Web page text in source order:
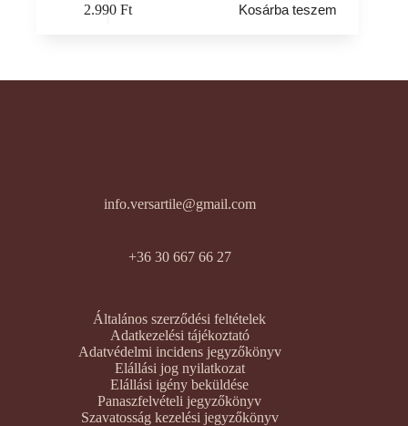
2.990Ft Kosárba teszem
info.versartile@gmail.com
+36 30 667 66 27
Általános szerződési feltételek
Adatkezelési tájékoztató
Adatvédelmi incidens jegyzőkönyv
Elállási jog nyilatkozat
Elállási igény beküldése
Panaszfelvételi jegyzőkönyv
Szavatosság kezelési jegyzőkönyv